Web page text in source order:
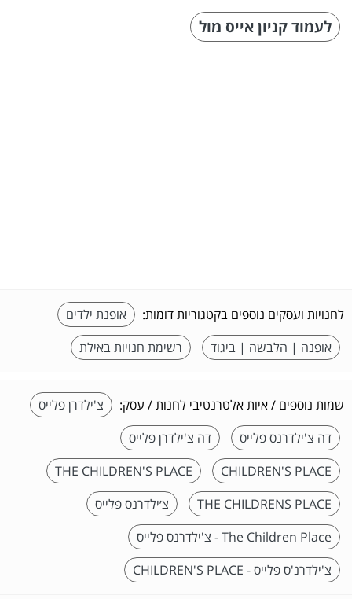
לעמוד קניון אייס מול
לחנויות ועסקים נוספים בקטגוריות דומות:
אופנת ילדים
אופנה | הלבשה | ביגוד
רשימת חנויות באילת
שמות נוספים / איות אלטרנטיבי לחנות / עסק:
צ'ילדרן פלייס
דה צ'ילדרנס פלייס
דה צ'ילדרן פלייס
CHILDREN'S PLACE
THE CHILDREN'S PLACE
THE CHILDRENS PLACE
צ׳ילדרנס פלייס
The Children Place - צ'ילדרנס פלייס
צ'ילדרנ'ס פלייס - CHILDREN'S PLACE